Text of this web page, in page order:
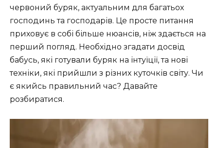
червоний буряк, актуальним для багатьох
господинь та господарів. Це просте питання
приховує в собі більше нюансів, ніж здається на
перший погляд. Необхідно згадати досвід
бабусь, які готували буряк на інтуїції, та нові
техніки, які прийшли з різних куточків світу. Чи
є якийсь правильний час? Давайте
розбиратися.